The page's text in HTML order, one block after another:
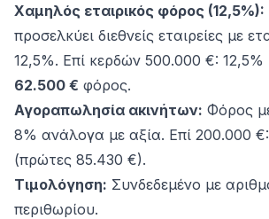
Χαμηλός εταιρικός φόρος (12,5%):
προσελκύει διεθνείς εταιρείες με
12,5%. Επί κερδών 500.000 €:
62.500 € φόρος.
Αγοραπωλησία ακινήτων: Φόρος
8% ανάλογα με αξία. Επί 200.000
(πρώτες 85.430 €).
Τιμολόγηση: Συνδεδεμένο με
περιθωρίου.